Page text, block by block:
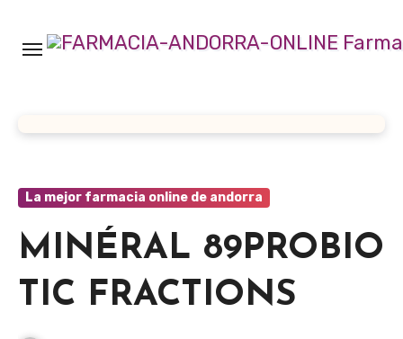
contenido
La mejor farmacia online de andorra
MINÉRAL 89PROBIO
TIC FRACTIONS